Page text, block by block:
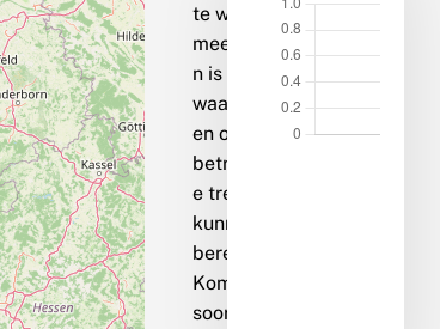
te weinig
meetpunte
n is
waargenom
en om een
betrouwbar
e trend te
kunnen
berekenen.
Komt de
soort bij jou